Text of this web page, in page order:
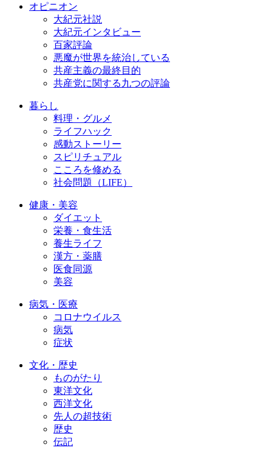
オピニオン
大紀元社説
大紀元インタビュー
百家評論
悪魔が世界を統治している
共産主義の最終目的
共産党に関する九つの評論
暮らし
料理・グルメ
ライフハック
感動ストーリー
スピリチュアル
こころを修める
社会問題（LIFE）
健康・美容
ダイエット
栄養・食生活
養生ライフ
漢方・薬膳
医食同源
美容
病気・医療
コロナウイルス
病気
症状
文化・歴史
ものがたり
東洋文化
西洋文化
先人の超技術
歴史
伝記